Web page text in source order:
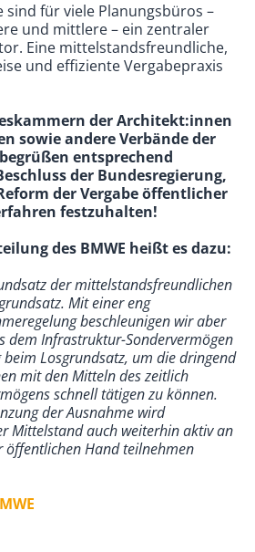
sind für viele Planungsbüros –
und mittlere – ein zentraler
Eine mittelstandsfreundliche,
und effiziente Vergabepraxis
der Architekt:innen
sowie andere Verbände der
entsprechend
der Bundesregierung,
der Vergabe öffentlicher
festzuhalten!
des BMWE heißt es dazu:
der mittelstandsfreundlichen
Mit einer eng
beschleunigen wir aber
dem Infrastruktur-Sondervermögen
Losgrundsatz, um die dringend
mit den Mitteln des zeitlich
schnell tätigen zu können.
der Ausnahme wird
Mittelstand auch weiterhin aktiv an
öffentlichen Hand teilnehmen